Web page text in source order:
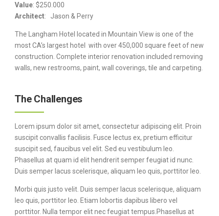
Value: $250.000
Architect: Jason & Perry
The Langham Hotel located in Mountain View is one of the
most CA’s largest hotel with over 450,000 square feet of new
construction. Complete interior renovation included removing
walls, new restrooms, paint, wall coverings, tile and carpeting.
The Challenges
Lorem ipsum dolor sit amet, consectetur adipiscing elit. Proin
suscipit convallis facilisis. Fusce lectus ex, pretium efficitur
suscipit sed, faucibus vel elit. Sed eu vestibulum leo.
Phasellus at quam id elit hendrerit semper feugiat id nunc.
Duis semper lacus scelerisque, aliquam leo quis, porttitor leo.
Morbi quis justo velit. Duis semper lacus scelerisque, aliquam
leo quis, porttitor leo. Etiam lobortis dapibus libero vel
porttitor. Nulla tempor elit nec feugiat tempus.Phasellus at